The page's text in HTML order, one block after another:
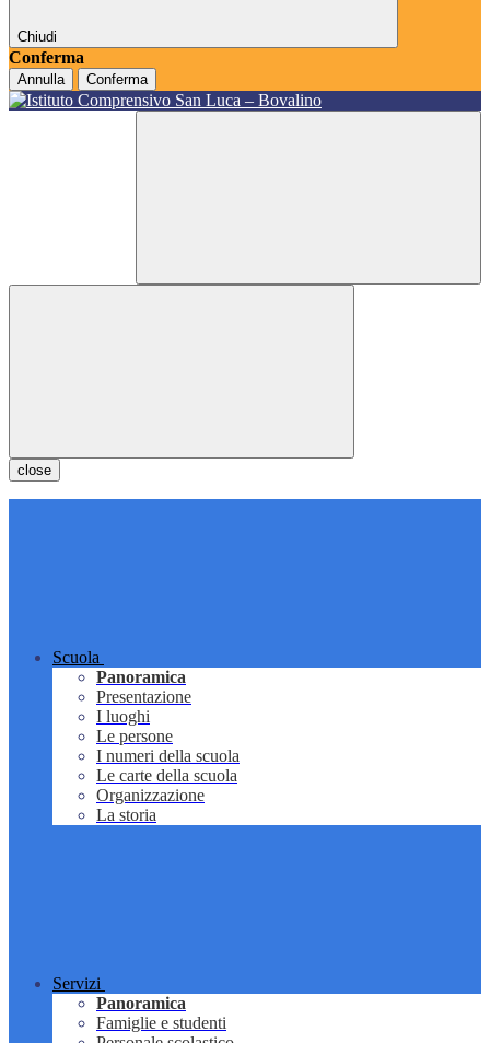
Chiudi
Conferma
Annulla Conferma
close
Scuola
Panoramica
Presentazione
I luoghi
Le persone
I numeri della scuola
Le carte della scuola
Organizzazione
La storia
Servizi
Panoramica
Famiglie e studenti